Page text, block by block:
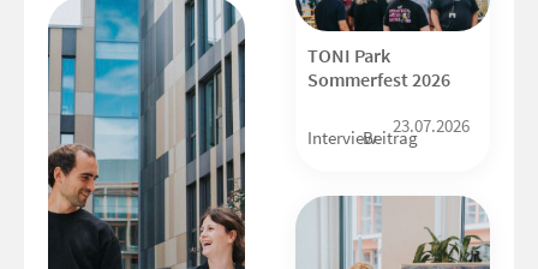
TONI Park
Sommerfest 2026
InterviewBeitrag
23.07.2026